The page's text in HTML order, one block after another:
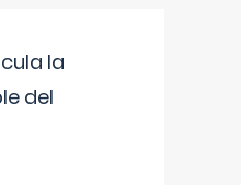
la
del